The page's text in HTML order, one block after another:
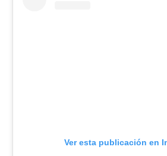
Ver esta publicación en